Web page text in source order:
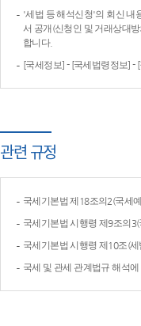
'세법 등 해석신청'의 회신 내
서 공개(신청인 및 거래상대
합니다.
[국세정보] - [국세법령정보]
관련 규정
국세기본법 제18조의2(국세
국세기본법 시행령 제9조의
국세기본법 시행령 제10조(
국세 및 관세 관계법규 해석